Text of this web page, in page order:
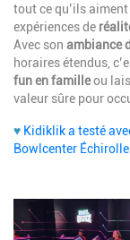
tout ce qu’ils aiment
expériences de
Avec son ambiance
horaires étendus,
fun en familleou
valeur sûre pour
♥ Kidiklik a testé
Bowlcenter
Image